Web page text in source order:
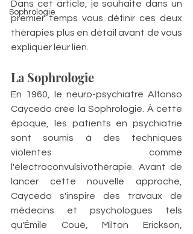
Sophrologie
Dans cet article, je souhaite dans un
premier temps vous définir ces deux
thérapies plus en détail avant de vous
expliquer leur lien.
La Sophrologie
En 1960, le neuro-psychiatre Alfonso
Caycedo crée la Sophrologie. À cette
époque, les patients en psychiatrie
sont soumis à des techniques
violentes comme
l'électroconvulsivothérapie. Avant de
lancer cette nouvelle approche,
Caycedo s'inspire des travaux de
médecins et psychologues tels
qu'Émile Coué, Milton Erickson,